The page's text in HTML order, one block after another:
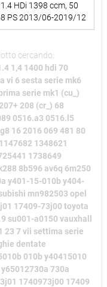
HDi 1398 ccm, 50
PS 2013/06-2019/12
cercando:
1,4 1400 hdi 70
vi 6 sesta serie mk6
serie mk1 (cu_)
208 (cr_) 68
0516.a3 0516.l5
16 2016 069 481 80
1348621
1738649
8b596 av6q 6m250
y401-15-010b y404-
mn982503 opel
17409-73j00 toyota
su001-a0150 vauxhall
23 7 vii settima serie
dentate
010b y40415010
730a
1740973j00 17409